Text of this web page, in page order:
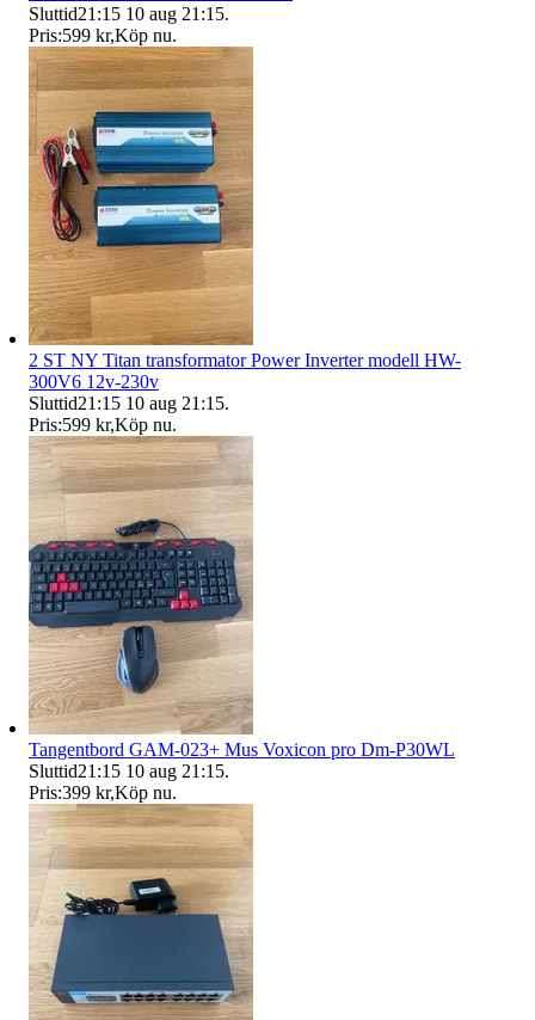
Sluttid21:15 10 aug 21:15.
Pris:599 kr,Köp nu.
2 ST NY Titan transformator Power Inverter modell HW-
300V6 12v-230v
Sluttid21:15 10 aug 21:15.
Pris:599 kr,Köp nu.
Tangentbord GAM-023+ Mus Voxicon pro Dm-P30WL
Sluttid21:15 10 aug 21:15.
Pris:399 kr,Köp nu.